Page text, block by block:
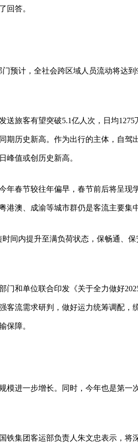
回答。
预计，全社会跨区域人员流动将达
送旅客有望突破5.1亿人次，日均
期历史新高。作为出行的主体，自驾
峰值或创历史新高。
年春节较往年偏早，春节前后将呈现
港澳、成渝等城市群仍是客流主要集
间内提升至满负荷状态，保畅通、
门和单位联合印发《关于全力做好
客流需求研判，做好运力统筹调配，
保障。
模进一步增长。同时，今年也是第一
铁集团客运部负责人朱文忠表示，将